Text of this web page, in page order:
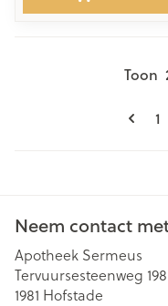
1
Toon
Neem contact
Apotheek Sermeus
Tervuursesteenweg 198
1981 Hofstade